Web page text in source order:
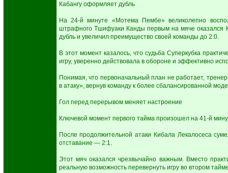
Кабангу оформляет дубль
На 24-й минуте «Мотема Пембе» великолепно
штрафного Тшифуаки Канды первым на мяче оказался
дубль и увеличил преимущество своей команды до 2:0.
В этот момент казалось, что судьба Суперкубка
игру, уверенно действовала в обороне и эффективно
Понимая, что первоначальный план не работает,
в атаку», вернув команду к более сбалансированной
Гол перед перерывом меняет настроение
Ключевой момент первого тайма произошел на 41-й
После продолжительной атаки Кибала Лекалосеса
отставание — 2:1.
Этот мяч оказался чрезвычайно важным. Вместо
реальную возможность перевернуть игру во втором